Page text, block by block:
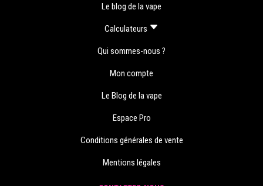
Le blog de la vape
Calculateurs
Qui sommes-nous ?
Mon compte
Le Blog de la vape
Espace Pro
Conditions générales de vente
Mentions légales